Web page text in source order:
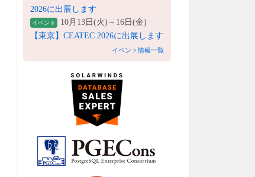
2026に出展します
イベント
10月13日(火)～16日(金)
【東京】CEATEC 2026に出展します
イベント情報一覧